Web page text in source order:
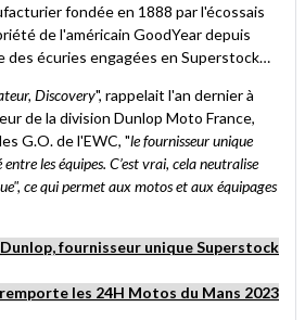
fondée en 1888 par l'écossais
de l'américain GoodYear depuis
des écuries engagées en Superstock…
Discovery", rappelait l'an dernier à
de la division Dunlop Moto France,
G.O. de l'EWC, "le fournisseur unique
les équipes. C’est vrai, cela neutralise
ce qui permet aux motos et aux équipages
fournisseur unique Superstock
les 24H Motos du Mans 2023